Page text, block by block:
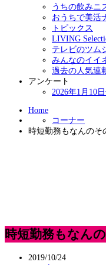
うちの飲みニ
おうちで美活
トピックス
LIVING
テレビのツム
みんなのイイ
過去の人気連
アンケート
2026年1月10
Home
コーナー
時短勤務もなんの
時短勤務もなん
2019/10/24